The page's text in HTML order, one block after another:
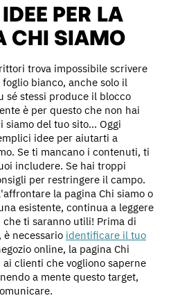
PER LA
CHI SIAMO
trova impossibile scrivere
bianco, anche solo il
sé stessi produce il blocco
è per questo che non hai
del tuo sito... Oggi
idee per aiutarti a
Se ti mancano i contenuti, ti
includere. Se hai troppi
per restringere il campo.
la pagina Chi siamo o
esistente, continua a leggere
ti saranno utili! Prima di
necessario identificare il tuo
online, la pagina Chi
clienti che vogliono saperne
a mente questo target,